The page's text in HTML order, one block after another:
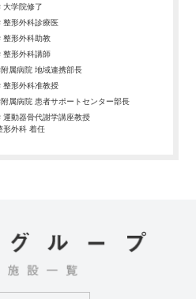
大学院修了
整形外科診療医
整形外科助教
整形外科講師
属病院 地域連携部長
整形外科准教授
属病院 患者サポートセンター部長
運動器骨代謝学講座教授
形外科 着任